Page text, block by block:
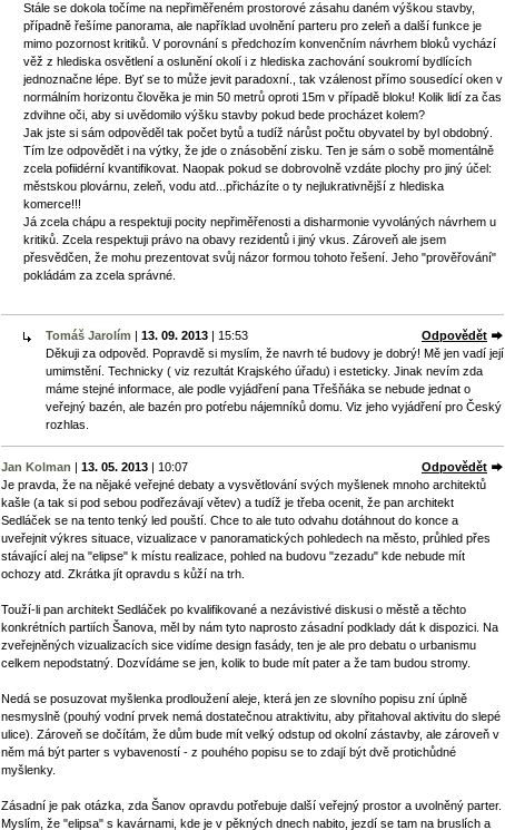
Stále se dokola točíme na nepřiměřeném prostorové zásahu daném výškou stavby,
případně řešíme panorama, ale například uvolnění parteru pro zeleň a další funkce je
mimo pozornost kritiků. V porovnání s předchozím konvenčním návrhem bloků vychází
věž z hlediska osvětlení a oslunění okolí i z hlediska zachování soukromí bydlících
jednoznačne lépe. Byť se to může jevit paradoxní., tak vzálenost přímo sousedící oken v
normálním horizontu člověka je min 50 metrů oproti 15m v případě bloku! Kolik lidí za čas
zdvihne oči, aby si uvědomilo výšku stavby pokud bede procházet kolem?
Jak jste si sám odpověděl tak počet bytů a tudíž nárůst počtu obyvatel by byl obdobný.
Tím lze odpovědět i na výtky, že jde o znásobění zisku. Ten je sám o sobě momentálně
zcela pofiidérní kvantifikovat. Naopak pokud se dobrovolně vzdáte plochy pro jiný účel:
městskou plovárnu, zeleň, vodu atd...přicházíte o ty nejlukrativnější z hlediska
komerce!!!
Já zcela chápu a respektuji pocity nepřiměřenosti a disharmonie vyvoláných návrhem u
kritiků. Zcela respektuji právo na obavy rezidentů i jiný vkus. Zároveň ale jsem
přesvědčen, že mohu prezentovat svůj názor formou tohoto řešení. Jeho "prověřování"
pokládám za zcela správné.
Tomáš Jarolím | 13. 09. 2013 | 15:53
Odpovědět
Děkuji za odpověd. Popravdě si myslím, že navrh té budovy je dobrý! Mě jen vadí její
umimstění. Technicky ( viz rezultát Krajského úřadu) i esteticky. Jinak nevím zda
máme stejné informace, ale podle vyjádření pana Třešňáka se nebude jednat o
veřejný bazén, ale bazén pro potŕebu nájemníků domu. Viz jeho vyjádření pro Český
rozhlas.
Jan Kolman | 13. 05. 2013 | 10:07
Odpovědět
Je pravda, že na nějaké veřejné debaty a vysvětlování svých myšlenek mnoho architektů
kašle (a tak si pod sebou podřezávají větev) a tudíž je třeba ocenit, že pan architekt
Sedláček se na tento tenký led pouští. Chce to ale tuto odvahu dotáhnout do konce a
uveřejnit výkres situace, vizualizace v panoramatických pohledech na město, průhled přes
stávající alej na "elipse" k místu realizace, pohled na budovu "zezadu" kde nebude mít
ochozy atd. Zkrátka jít opravdu s kůží na trh.
Touží-li pan architekt Sedláček po kvalifikované a nezávistivé diskusi o městě a těchto
konkrétních partiích Šanova, měl by nám tyto naprosto zásadní podklady dát k dispozici. Na
zveřejněných vizualizacích sice vidíme design fasády, ten je ale pro debatu o urbanismu
celkem nepodstatný. Dozvídáme se jen, kolik to bude mít pater a že tam budou stromy.
Nedá se posuzovat myšlenka prodloužení aleje, která jen ze slovního popisu zní úplně
nesmyslně (pouhý vodní prvek nemá dostatečnou atraktivitu, aby přitahoval aktivitu do slepé
ulice). Zároveň se dočítám, že dům bude mít velký odstup od okolní zástavby, ale zároveň v
něm má být parter s vybaveností - z pouhého popisu se to zdají být dvě protichůdné
myšlenky.
Zásadní je pak otázka, zda Šanov opravdu potřebuje další veřejný prostor a uvolněný parter.
Myslím, že "elipsa" s kavárnami, kde je v pěkných dnech nabito, jezdí se tam na bruslích a